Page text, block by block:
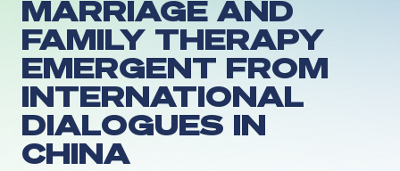
MARRIAGE AND
FAMILY THERAPY
EMERGENT FROM
INTERNATIONAL
DIALOGUES IN
CHINA